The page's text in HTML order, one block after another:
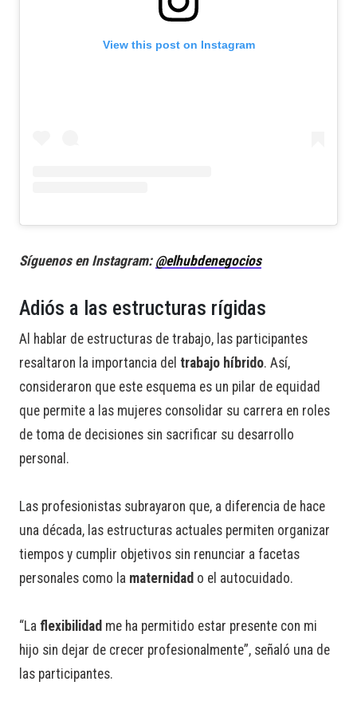
View this post on Instagram
Síguenos en Instagram: @elhubdenegocios
Adiós a las estructuras rígidas
Al hablar de estructuras de trabajo, las participantes
resaltaron la importancia del trabajo híbrido. Así,
consideraron que este esquema es un pilar de equidad
que permite a las mujeres consolidar su carrera en roles
de toma de decisiones sin sacrificar su desarrollo
personal.
Las profesionistas subrayaron que, a diferencia de hace
una década, las estructuras actuales permiten organizar
tiempos y cumplir objetivos sin renunciar a facetas
personales como la maternidad o el autocuidado.
“La flexibilidad me ha permitido estar presente con mi
hijo sin dejar de crecer profesionalmente”, señaló una de
las participantes.